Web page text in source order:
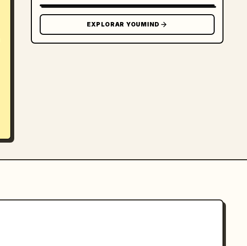
EXPLORAR YOUMIND